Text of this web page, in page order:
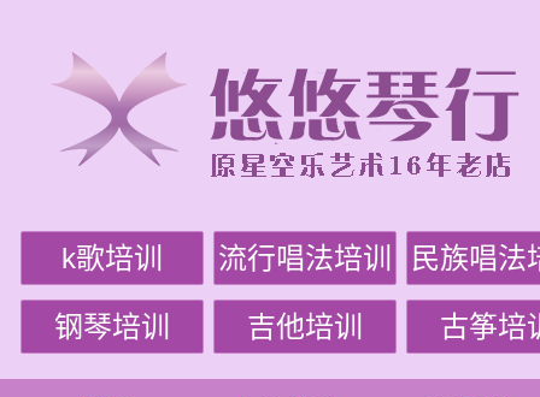
k歌培训 流行唱法培训 民族唱法
钢琴培训 吉他培训 古筝培